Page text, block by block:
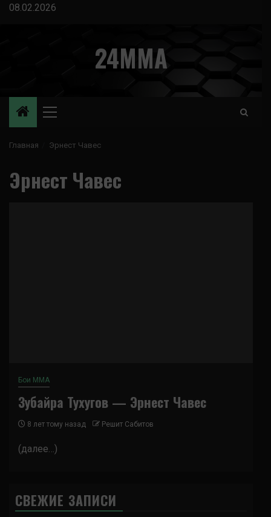
Перейти
08.02.2026
24MMA
Основное
Главная Эрнест Чавес
Эрнест Чавес
Бои ММА
Зубайра Тухугов — Эрнест Чавес
8 лет тому назад Решит Сабитов
(далее…)
СВЕЖИЕ ЗАПИСИ